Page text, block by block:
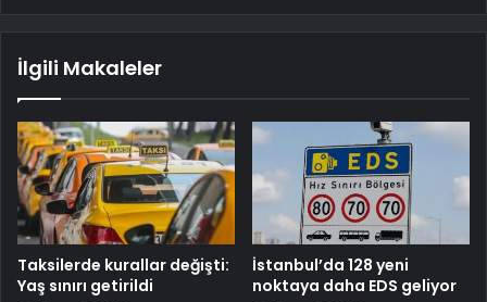
İlgili Makaleler
Taksilerde kurallar değişti:
Yaş sınırı getirildi
İstanbul’da 128 yeni
noktaya daha EDS geliyor